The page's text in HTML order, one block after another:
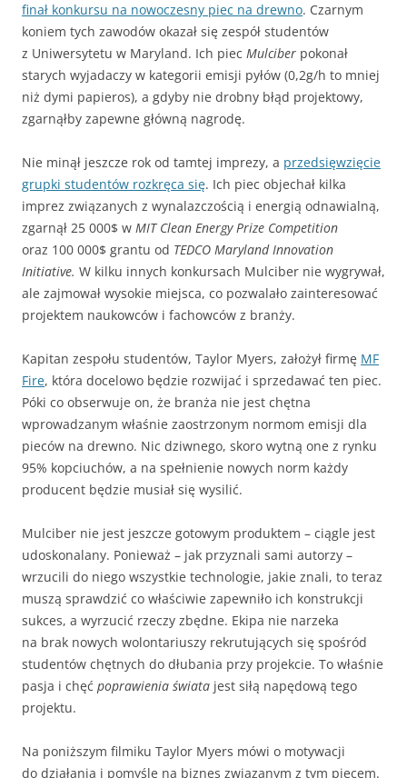
finał konkursu na nowoczesny piec na drewno. Czarnym
koniem tych zawodów okazał się zespół studentów
z Uniwersytetu w Maryland. Ich piec Mulciber pokonał
starych wyjadaczy w kategorii emisji pyłów (0,2g/h to mniej
niż dymi papieros), a gdyby nie drobny błąd projektowy,
zgarnąłby zapewne główną nagrodę.
Nie minął jeszcze rok od tamtej imprezy, a przedsięwzięcie
grupki studentów rozkręca się. Ich piec objechał kilka
imprez związanych z wynalazczością i energią odnawialną,
zgarnął 25 000$ w MIT Clean Energy Prize Competition
oraz 100 000$ grantu od TEDCO Maryland Innovation
Initiative. W kilku innych konkursach Mulciber nie wygrywał,
ale zajmował wysokie miejsca, co pozwalało zainteresować
projektem naukowców i fachowców z branży.
Kapitan zespołu studentów, Taylor Myers, założył firmę MF
Fire, która docelowo będzie rozwijać i sprzedawać ten piec.
Póki co obserwuje on, że branża nie jest chętna
wprowadzanym właśnie zaostrzonym normom emisji dla
pieców na drewno. Nic dziwnego, skoro wytną one z rynku
95% kopciuchów, a na spełnienie nowych norm każdy
producent będzie musiał się wysilić.
Mulciber nie jest jeszcze gotowym produktem – ciągle jest
udoskonalany. Ponieważ – jak przyznali sami autorzy –
wrzucili do niego wszystkie technologie, jakie znali, to teraz
muszą sprawdzić co właściwie zapewniło ich konstrukcji
sukces, a wyrzucić rzeczy zbędne. Ekipa nie narzeka
na brak nowych wolontariuszy rekrutujących się spośród
studentów chętnych do dłubania przy projekcie. To właśnie
pasja i chęć poprawienia świata jest siłą napędową tego
projektu.
Na poniższym filmiku Taylor Myers mówi o motywacji
do działania i pomyśle na biznes związanym z tym piecem.